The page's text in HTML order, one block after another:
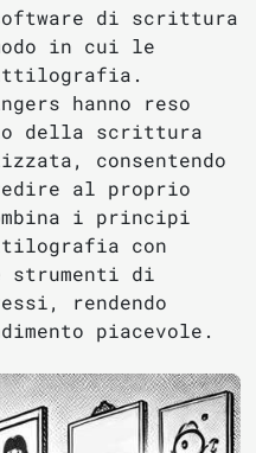
di scrittura
in cui le
hanno reso
della scrittura
consentendo
al proprio
i principi
con
strumenti di
rendendo
piacevole.